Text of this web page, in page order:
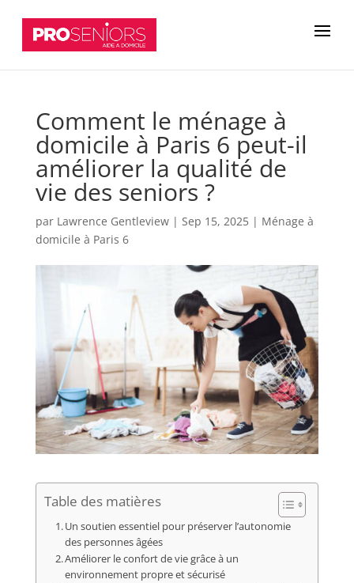
Comment le ménage à
domicile à Paris 6 peut-il
améliorer la qualité de
vie des seniors ?
par Lawrence Gentleview| Sep 15, 2025| Ménage à
domicile à Paris 6
Table des matières
Un soutien essentiel pour préserver l’autonomie
des personnes âgées
Améliorer le confort de vie grâce à un
environnement propre et sécurisé